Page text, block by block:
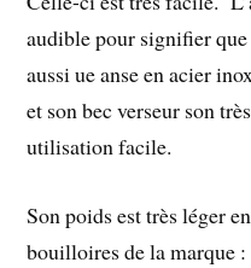
audible pour signifier que
aussi ue anse en acier
et son bec verseur son
utilisation facile.
Son poids est très léger
bouilloires de la marque